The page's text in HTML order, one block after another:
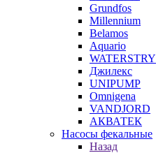
Grundfos
Millennium
Belamos
Aquario
WATERSTRY
Джилекс
UNIPUMP
Omnigena
VANDJORD
АКВАТЕК
Насосы фекальные
Назад